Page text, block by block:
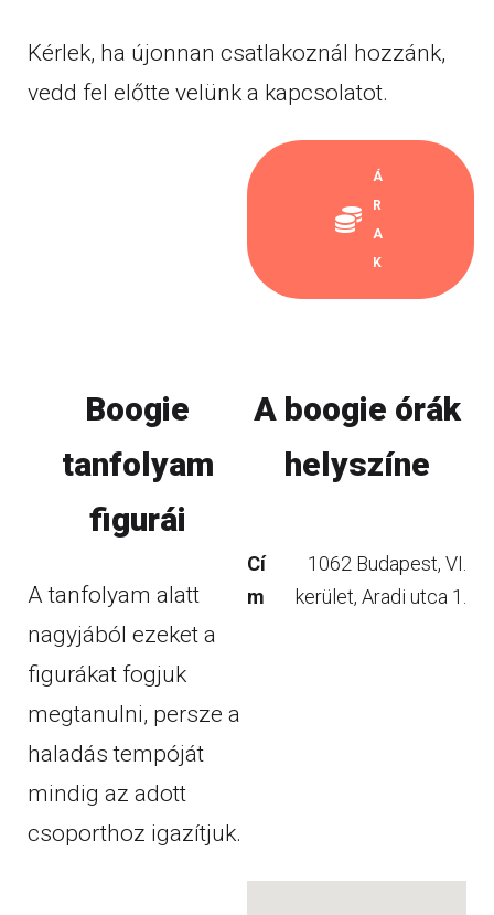
Kérlek, ha újonnan csatlakoznál hozzánk,
vedd fel előtte velünk a kapcsolatot.
Á
R
A
K
Boogie
tanfolyam
figurái
A tanfolyam alatt
nagyjából ezeket a
figurákat fogjuk
megtanulni, persze a
haladás tempóját
mindig az adott
csoporthoz igazítjuk.
A boogie órák
helyszíne
Cí
m
1062 Budapest, VI.
kerület, Aradi utca 1.